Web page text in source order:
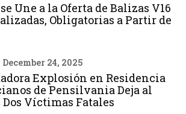
Une a la Oferta de Balizas V16
Obligatorias a Partir de
December 24, 2025
Explosión en Residencia
de Pensilvania Deja al
Dos Víctimas Fatales